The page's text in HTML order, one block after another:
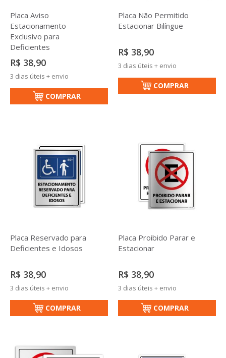
Placa Aviso
Estacionamento
Exclusivo para
Deficientes
R$ 38,90
3 dias úteis + envio
COMPRAR
Placa Não Permitido
Estacionar Bilíngue
R$ 38,90
3 dias úteis + envio
COMPRAR
Placa Reservado para
Deficientes e Idosos
R$ 38,90
3 dias úteis + envio
COMPRAR
Placa Proibido Parar e
Estacionar
R$ 38,90
3 dias úteis + envio
COMPRAR